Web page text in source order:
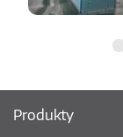
Produkty